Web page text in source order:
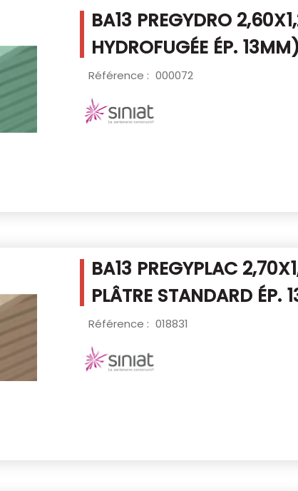
BA13 PREGYDRO
HYDROFUGÉE ÉP. 13MM)
Référence : 000072
BA13 PREGYPLAC
PLÂTRE STANDARD ÉP.
Référence : 018831